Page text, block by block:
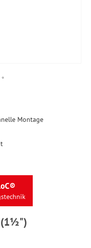
Montage
(1½")